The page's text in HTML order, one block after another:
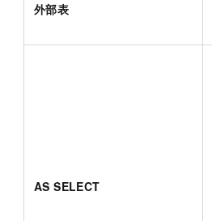
外部表
AS SELECT